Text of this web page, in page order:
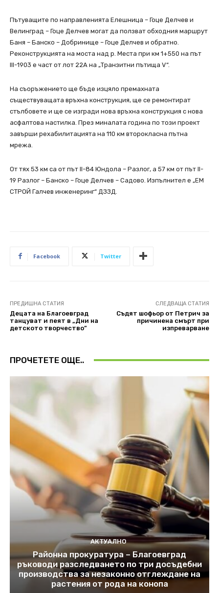
Пътуващите по направленията Елешница – Гоце Делчев и
Велинград – Гоце Делчев могат да ползват обходния маршрут
Баня – Банско – Добринище – Гоце Делчев и обратно.
Реконструкцията на моста над р. Места при км 1+550 на път
III-1903 е част от лот 22А на „Транзитни пътища V“.
На съоръжението ще бъде изцяло премахната
съществуващата връхна конструкция, ще се ремонтират
стълбовете и ще се изгради нова връхна конструкция с нова
асфалтова настилка. През миналата година по този проект
завърши рехабилитацията на 110 км второкласна пътна
мрежа.
От тях 53 км са от път II-84 Юндола – Разлог, а 57 км от път II-
19 Разлог – Банско – Гоце Делчев – Садово. Изпълнител е „ЕМ
СТРОЙ Галчев инженеринг“ ДЗЗД.
Facebook Twitter
ПРЕДИШНА СТАТИЯ
Децата на Благоевград
танцуват и пеят в „Дни на
детското творчество”
СЛЕДВАЩА СТАТИЯ
Съдят шофьор от Петрич за
причинена смърт при
изпреварване
ПРОЧЕТЕТЕ ОЩЕ..
АКТУАЛНО
Районна прокуратура – Благоевград
ръководи разследването по три досъдебни
производства за незаконно отглеждане на
растения от рода на конопа